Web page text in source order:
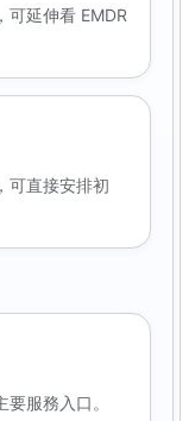
可延伸看 EMDR
可直接安排初
服務入口。